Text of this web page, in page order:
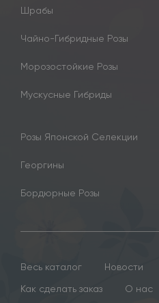
Шрабы
Чайно-Гибридные Розы
Морозостойкие Розы
Мускусные Гибриды
Розы Японской Селекции
Георгины
Бордюрные Розы
Весь каталог Новости
Как сделать заказ
О нас